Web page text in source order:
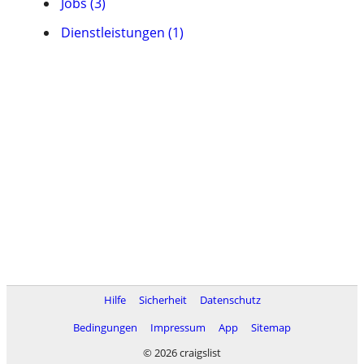
Dienstleistungen (1)
Hilfe Sicherheit
Datenschutz
Bedingungen
Impressum App
Sitemap
© 2026 craigslist